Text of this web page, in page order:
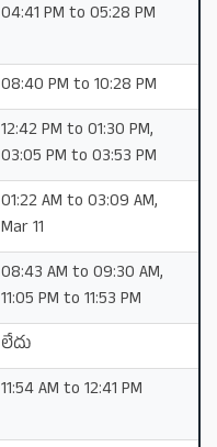
04:41 PM to 05:28 PM
08:40 PM to 10:28 PM
12:42 PM to 01:30 PM,
03:05 PM to 03:53 PM
01:22 AM to 03:09 AM,
Mar 11
08:43 AM to 09:30 AM,
11:05 PM to 11:53 PM
లేదు
11:54 AM to 12:41 PM